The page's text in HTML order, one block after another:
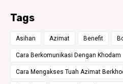
Tags
Asihan Azimat Benefit
Cara Berkomunikasi Dengan Khodam
Cara Mengakses Tuah Azimat